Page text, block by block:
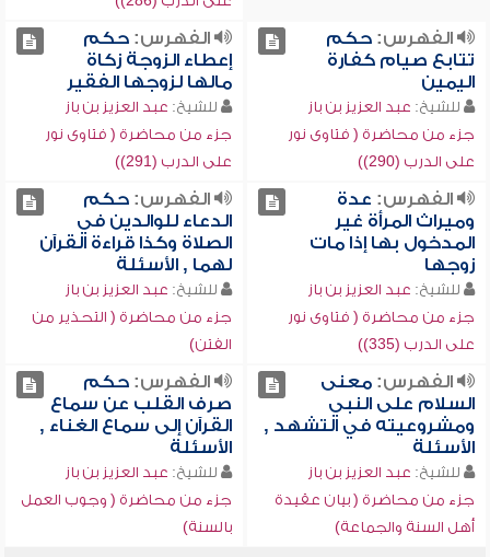
الفهرس:حكم
تتابع صيام كفارة
اليمين
للشيخ: عبد العزيز بن باز
جزء من محاضرة ( فتاوى نور
على الدرب (290))
الفهرس:حكم
إعطاء الزوجة زكاة
مالها لزوجها الفقير
للشيخ: عبد العزيز بن باز
جزء من محاضرة ( فتاوى نور
على الدرب (291))
الفهرس: عدة
وميراث المرأة غير
المدخول بها إذا مات
زوجها
للشيخ: عبد العزيز بن باز
جزء من محاضرة ( فتاوى نور
على الدرب (335))
الفهرس:حكم
الدعاء للوالدين في
الصلاة وكذا قراءة القرآن
لهما , الأسئلة
للشيخ: عبد العزيز بن باز
جزء من محاضرة ( التحذير من
الفتن)
الفهرس:معنى
السلام على النبي
ومشروعيته في التشهد ,
الأسئلة
للشيخ: عبد العزيز بن باز
جزء من محاضرة ( بيان عقيدة
أهل السنة والجماعة)
الفهرس:حكم
صرف القلب عن سماع
القرآن إلى سماع الغناء ,
الأسئلة
للشيخ: عبد العزيز بن باز
جزء من محاضرة ( وجوب العمل
بالسنة)